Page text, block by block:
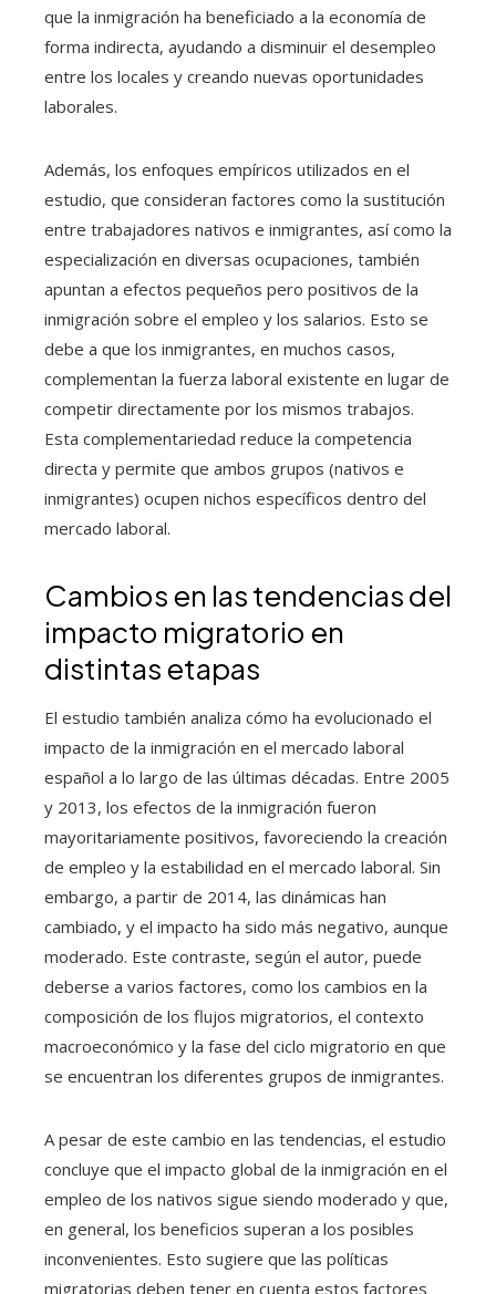
que la inmigración ha beneficiado a la economía de
forma indirecta, ayudando a disminuir el desempleo
entre los locales y creando nuevas oportunidades
laborales.
Además, los enfoques empíricos utilizados en el
estudio, que consideran factores como la sustitución
entre trabajadores nativos e inmigrantes, así como la
especialización en diversas ocupaciones, también
apuntan a efectos pequeños pero positivos de la
inmigración sobre el empleo y los salarios. Esto se
debe a que los inmigrantes, en muchos casos,
complementan la fuerza laboral existente en lugar de
competir directamente por los mismos trabajos.
Esta complementariedad reduce la competencia
directa y permite que ambos grupos (nativos e
inmigrantes) ocupen nichos específicos dentro del
mercado laboral.
Cambios en las tendencias del
impacto migratorio en
distintas etapas
El estudio también analiza cómo ha evolucionado el
impacto de la inmigración en el mercado laboral
español a lo largo de las últimas décadas. Entre 2005
y 2013, los efectos de la inmigración fueron
mayoritariamente positivos, favoreciendo la creación
de empleo y la estabilidad en el mercado laboral. Sin
embargo, a partir de 2014, las dinámicas han
cambiado, y el impacto ha sido más negativo, aunque
moderado. Este contraste, según el autor, puede
deberse a varios factores, como los cambios en la
composición de los flujos migratorios, el contexto
macroeconómico y la fase del ciclo migratorio en que
se encuentran los diferentes grupos de inmigrantes.
A pesar de este cambio en las tendencias, el estudio
concluye que el impacto global de la inmigración en el
empleo de los nativos sigue siendo moderado y que,
en general, los beneficios superan a los posibles
inconvenientes. Esto sugiere que las políticas
migratorias deben tener en cuenta estos factores